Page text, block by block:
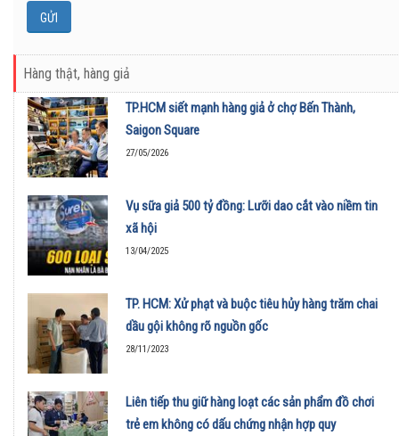
Hàng thật, hàng giả
TP.HCM siết mạnh hàng giả ở chợ Bến Thành,
Saigon Square
27/05/2026
Vụ sữa giả 500 tỷ đồng: Lưỡi dao cắt vào niềm tin
xã hội
13/04/2025
TP. HCM: Xử phạt và buộc tiêu hủy hàng trăm chai
dầu gội không rõ nguồn gốc
28/11/2023
Liên tiếp thu giữ hàng loạt các sản phẩm đồ chơi
trẻ em không có dấu chứng nhận hợp quy